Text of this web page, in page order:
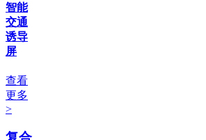
智能
交通
诱导
屏
查看
更多
>